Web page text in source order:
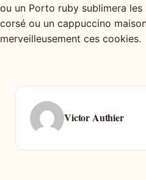
ou un Porto ruby sublimera
corsé ou un cappuccino
merveilleusement ces cookies.
Victor Authier